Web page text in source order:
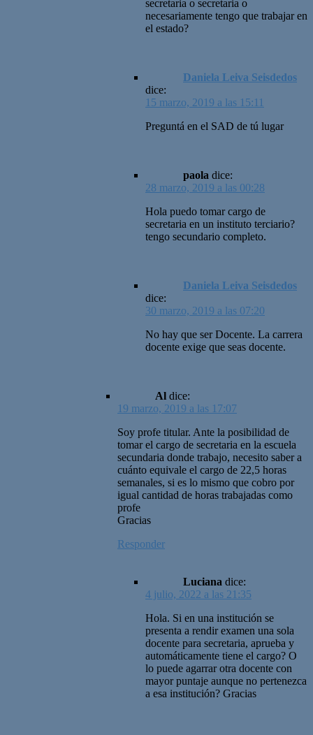
secretaria o secretaria o
necesariamente tengo que trabajar en
el estado?
Daniela Leiva Seisdedos
dice:
15 marzo, 2019 a las 15:11
Preguntá en el SAD de tú lugar
paola dice:
28 marzo, 2019 a las 00:28
Hola puedo tomar cargo de
secretaria en un instituto terciario?
tengo secundario completo.
Daniela Leiva Seisdedos
dice:
30 marzo, 2019 a las 07:20
No hay que ser Docente. La carrera
docente exige que seas docente.
Al dice:
19 marzo, 2019 a las 17:07
Soy profe titular. Ante la posibilidad de
tomar el cargo de secretaria en la escuela
secundaria donde trabajo, necesito saber a
cuánto equivale el cargo de 22,5 horas
semanales, si es lo mismo que cobro por
igual cantidad de horas trabajadas como
profe
Gracias
Responder
Luciana dice:
4 julio, 2022 a las 21:35
Hola. Si en una institución se
presenta a rendir examen una sola
docente para secretaria, aprueba y
automáticamente tiene el cargo? O
lo puede agarrar otra docente con
mayor puntaje aunque no pertenezca
a esa institución? Gracias